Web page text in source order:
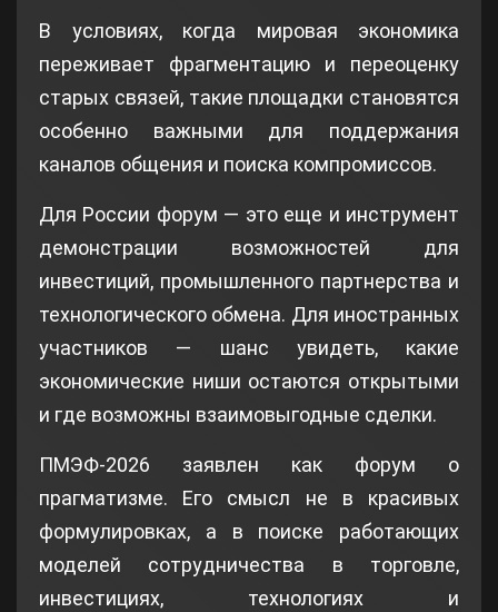
В условиях, когда мировая экономика
переживает фрагментацию и переоценку
старых связей, такие площадки становятся
особенно важными для поддержания
каналов общения и поиска компромиссов.
Для России форум — это еще и инструмент
демонстрации возможностей для
инвестиций, промышленного партнерства и
технологического обмена. Для иностранных
участников — шанс увидеть, какие
экономические ниши остаются открытыми
и где возможны взаимовыгодные сделки.
ПМЭФ-2026 заявлен как форум о
прагматизме. Его смысл не в красивых
формулировках, а в поиске работающих
моделей сотрудничества в торговле,
инвестициях, технологиях и